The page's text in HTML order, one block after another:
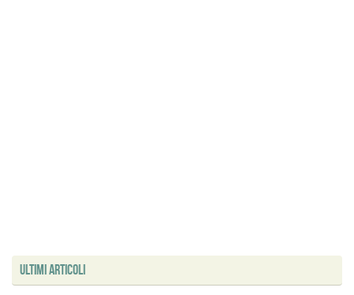
Ultimi articoli